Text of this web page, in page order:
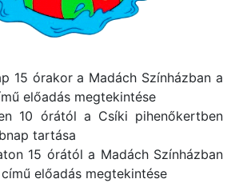
15 órakor a Madách Színházban a
előadás megtekintése
10 órától a Csíki pihenőkertben
tartása
15 órától a Madách Színházban
előadás megtekintése